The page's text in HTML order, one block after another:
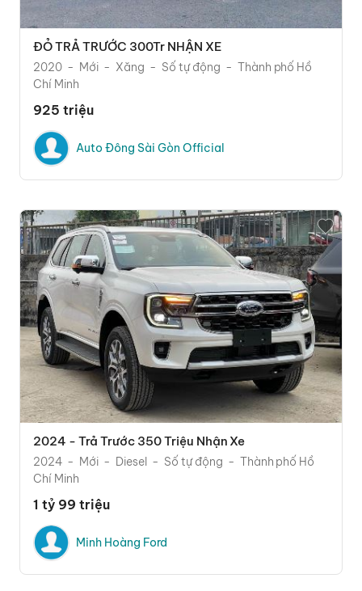
ĐỎ TRẢ TRƯỚC 300Tr NHẬN XE
2020 Mới Xăng Số tự động
Thành phố Hồ
Chí Minh
925 triệu
Auto Đông Sài Gòn Official
2024 - Trả Trước 350 Triệu Nhận Xe
2024 Mới Diesel Số tự động
Thành phố Hồ
Chí Minh
1 tỷ 99 triệu
Minh Hoàng Ford